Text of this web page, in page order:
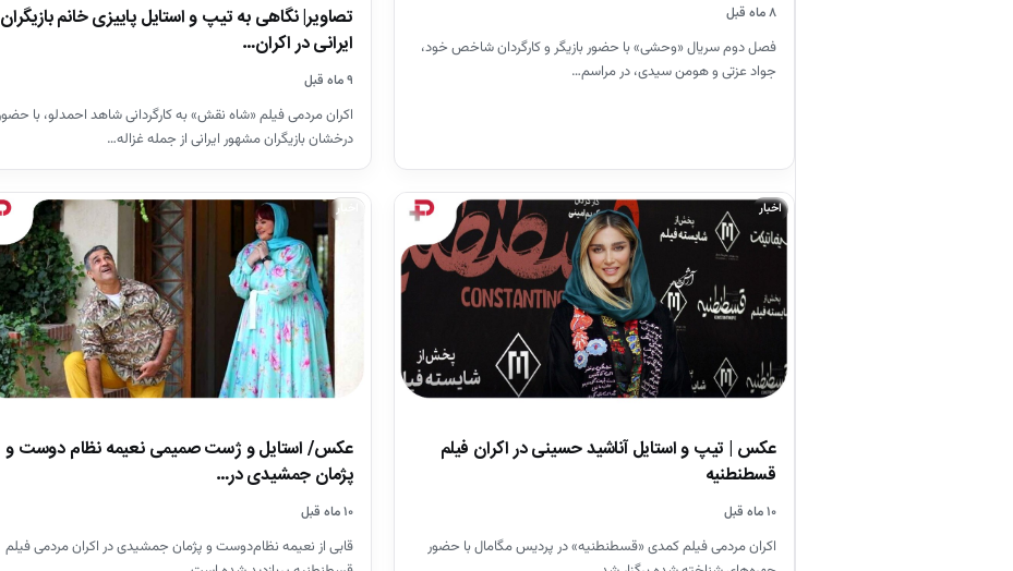
۸ ماه قبل
فصل دوم سریال «وحشی» با حضور بازیگر و کارگردان شاخص خود،
جواد عزتی و هومن سیدی، در مراسم…
تصاویر| نگاهی به تیپ و استایل پاییزی خانم بازیگران
ایرانی در اکران…
۹ ماه قبل
اکران مردمی فیلم «شاه نقش» به کارگردانی شاهد احمدلو، با
درخشان بازیگران مشهور ایرانی از جمله غزاله…
اخبار
عکس | تیپ و استایل آناشید حسینی در اکران فیلم
قسطنطنیه
۱۰ ماه قبل
اکران مردمی فیلم کمدی «قسطنطنیه» در پردیس مگامال با حضور
اخبار
عکس/ استایل و ژست صمیمی نعیمه نظام دوست و
پژمان جمشیدی در…
۱۰ ماه قبل
قابی از نعیمه نظام‌دوست و پژمان جمشیدی در اکران مردمی فیلم